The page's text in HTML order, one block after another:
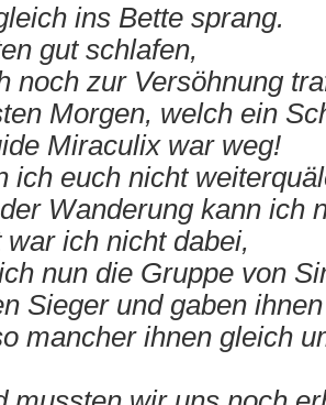
ins Bette sprang.
gut schlafen,
noch zur Versöhnung
Morgen, welch ein
Miraculix war weg!
ich euch nicht
Wanderung kann ich
war ich nicht dabei,
nun die Gruppe von
Sieger und gaben
mancher ihnen gleich